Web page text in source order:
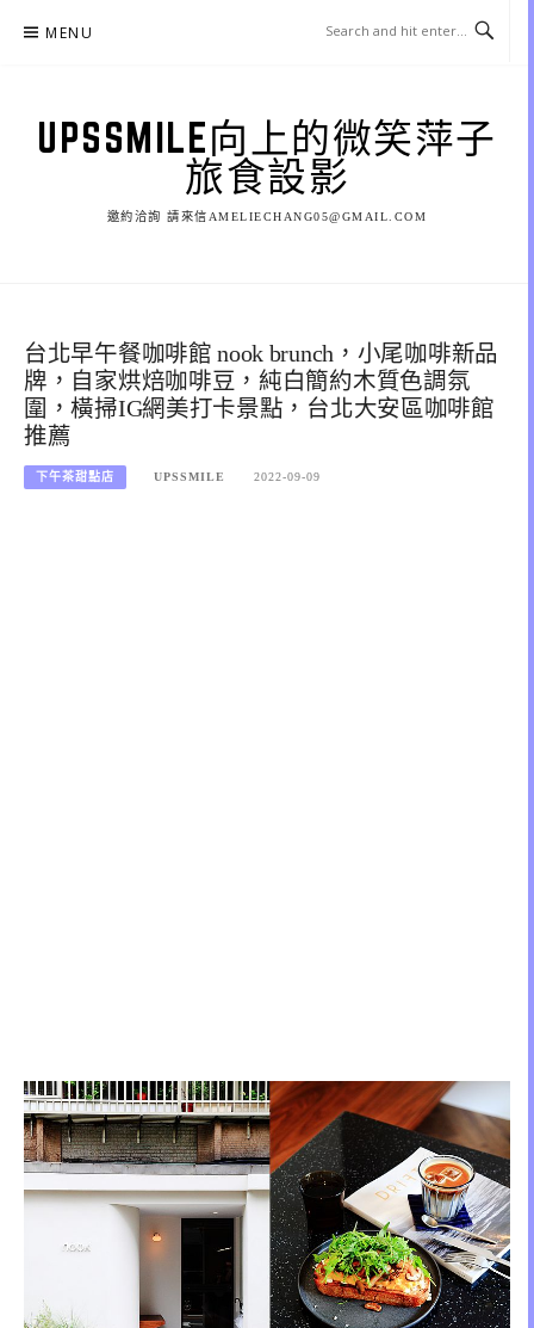
MENU
UPSSMILE向上的微笑萍子
旅食設影
邀約洽詢 請來信AMELIECHANG05@GMAIL.COM
台北早午餐咖啡館 nook brunch，小尾咖啡新品
牌，自家烘焙咖啡豆，純白簡約木質色調氛
圍，橫掃IG網美打卡景點，台北大安區咖啡館
推薦
下午茶甜點店 UPSSMILE 2022-09-09